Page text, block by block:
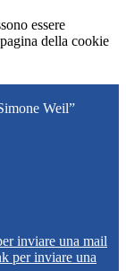
essere
della cookie
Weil”
inviare una mail
per inviare una